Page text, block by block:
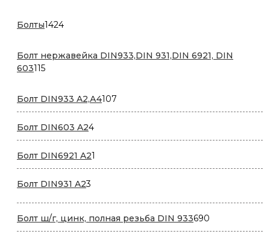
Болты14241424
Болт нержавейка DIN933,DIN 931,DIN 6921, DIN
603115115
Болт DIN933 A2,А4107
товаров
Болт DIN603 A244
товара
Болт DIN6921 A21
товар
Болт DIN931 A23
Болт ш/г, цинк, полная резьба DIN 933690
товаров